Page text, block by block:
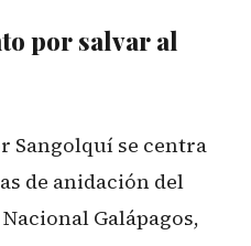
por salvar al
Sangolquí se centra
de anidación del
Galápagos,